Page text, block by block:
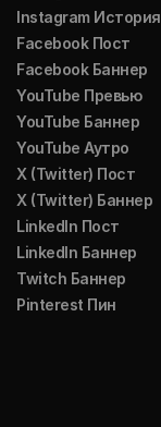
Instagram История
Facebook Пост
Facebook Баннер
YouTube Превью
YouTube Баннер
YouTube Аутро
X (Twitter) Пост
X (Twitter) Баннер
LinkedIn Пост
LinkedIn Баннер
Twitch Баннер
Pinterest Пин